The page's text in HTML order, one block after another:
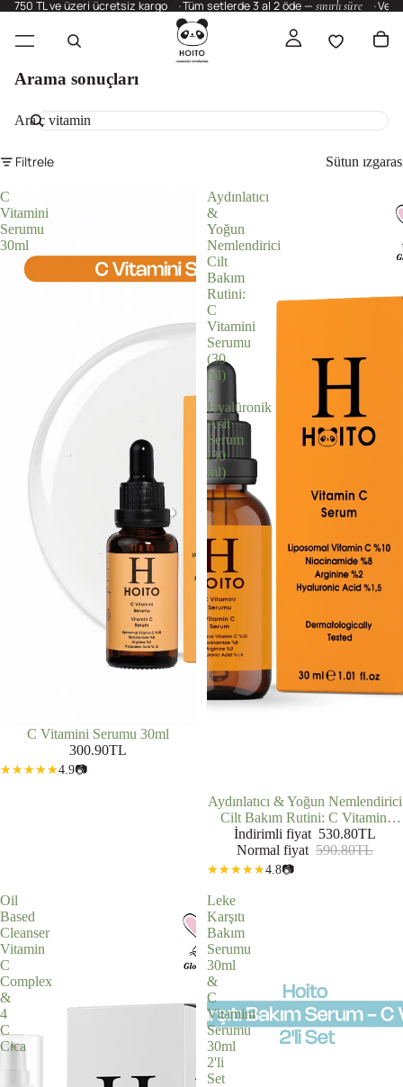
750 TL ve üzeri ücretsiz kargo Tüm setlerde 3 al 2 öde —sınırlı süre
Arama sonuçları
Ara
Filtrele Sütun
C
Vitamini
Serumu
30ml
C Vitamini Serumu 30ml
300.90TL
4.9📷
Aydınlatıcı
&
Yoğun
Nemlendirici
Cilt
Bakım
Rutini:
C
Vitamini
Serumu
(30
ml)
+
Hyalüronik
Asit
Serum
(30
ml)
İNDIRIMDE
Aydınlatıcı & Yoğun Nemlendirici
Cilt Bakım Rutini: C Vitamini
Serumu (30 ml) + Hyalüronik Asit
Serum (30 ml)
İndirimli fiyat 530.80TL
Normal fiyat 590.80TL
4.8📷
Oil
Based
Cleanser
Vitamin
C
Complex
&
4
C
Cica
Leke
Karşıtı
Bakım
Serumu
30ml
&
C
Vitamini
Serumu
30ml
2'li
Set